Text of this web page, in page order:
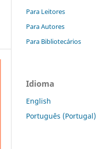
Para Leitores
Para Autores
Para Bibliotecários
Idioma
English
Português (Portugal)